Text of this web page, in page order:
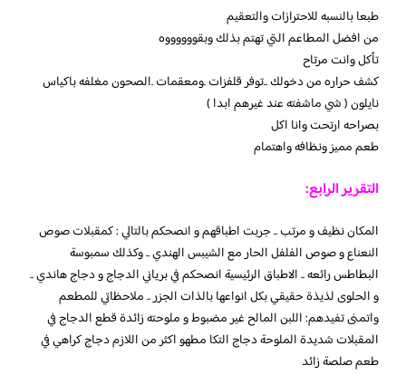
طبعا بالنسبه للاحترازات والتعقيم
من افضل المطاعم التي تهتم بذلك وبقووووووه
تأكل وانت مرتاح
كشف حراره من دخولك ..توفر قلفزات .ومعقمات .الصحون مغلفه باكياس
نايلون ( شي ماشفته عند غيرهم ابدا )
بصراحه ارتحت وانا اكل
طعم مميز ونظافه واهتمام
التقرير الرابع:
المكان نظيف و مرتب .. جربت اطباقهم و انصحكم بالتالي : كمقبلات صوص
النعناع و صوص الفلفل الحار مع الشيبس الهندي .. وكذلك سمبوسة
البطاطس رائعه .. الاطباق الرئيسية انصحكم في برياني الدجاج و دجاج هاندي ..
و الحلوى لذيذة حقيقي بكل انواعها بالذات الجزر .. ملاحظاتي للمطعم
واتمنى تفيدهم: اللبن المالح غير مضبوط و ملوحته زائدة قطع الدجاج في
المقبلات شديدة الملوحة دجاج التكا مطهو اكثر من اللازم دجاج كراهي في
طعم صلصة زائد